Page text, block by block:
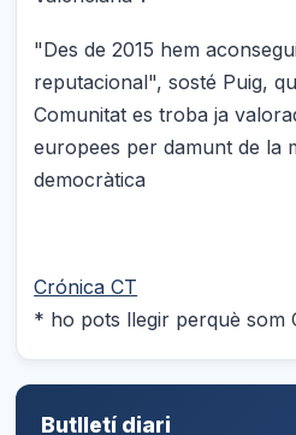
"Des de 2015 hem
reputacional", sosté Puig,
Comunitat es troba ja
europees per damunt de la
democràtica
Crónica CT
* ho pots llegir perquè som
Butlletí diari